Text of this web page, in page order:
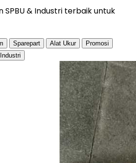
SPBU & Industri terbaik untuk
Sparepart Alat Ukur
Promosi
Industri